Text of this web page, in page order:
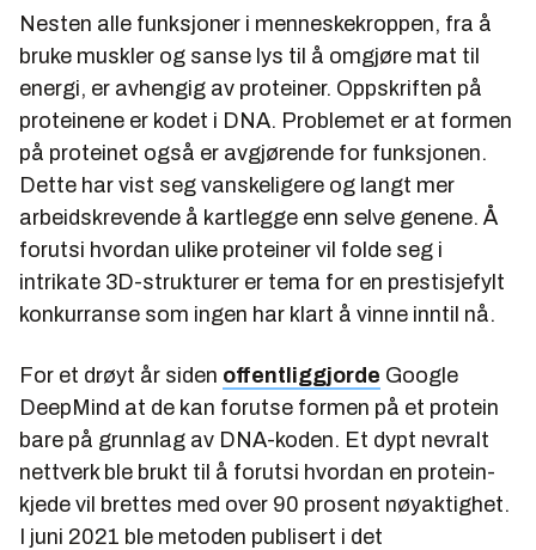
Nesten alle funksjoner i menneskekroppen, fra å
bruke muskler og sanse lys til å omgjøre mat til
energi, er avhengig av proteiner. Oppskriften på
proteinene er kodet i DNA. Problemet er at formen
på proteinet også er avgjørende for funksjonen.
Dette har vist seg vanskeligere og langt mer
arbeidskrevende å kartlegge enn selve genene. Å
forutsi hvordan ulike proteiner vil folde seg i
intrikate 3D-strukturer er tema for en prestisjefylt
konkurranse som ingen har klart å vinne inntil nå.
For et drøyt år siden offentliggjorde Google
DeepMind at de kan forutse formen på et protein
bare på grunnlag av DNA-koden. Et dypt nevralt
nettverk ble brukt til å forutsi hvordan en protein-
kjede vil brettes med over 90 prosent nøyaktighet.
I juni 2021 ble metoden publisert i det